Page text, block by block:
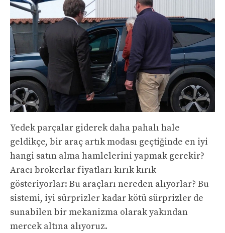
Yedek parçalar giderek daha pahalı hale
geldikçe, bir araç artık modası geçtiğinde en iyi
hangi satın alma hamlelerini yapmak gerekir?
Aracı brokerlar fiyatları kırık kırık
gösteriyorlar: Bu araçları nereden alıyorlar? Bu
sistemi, iyi sürprizler kadar kötü sürprizler de
sunabilen bir mekanizma olarak yakından
mercek altına alıyoruz.